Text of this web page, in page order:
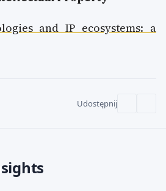
and IP ecosystems: a
Udostępnij